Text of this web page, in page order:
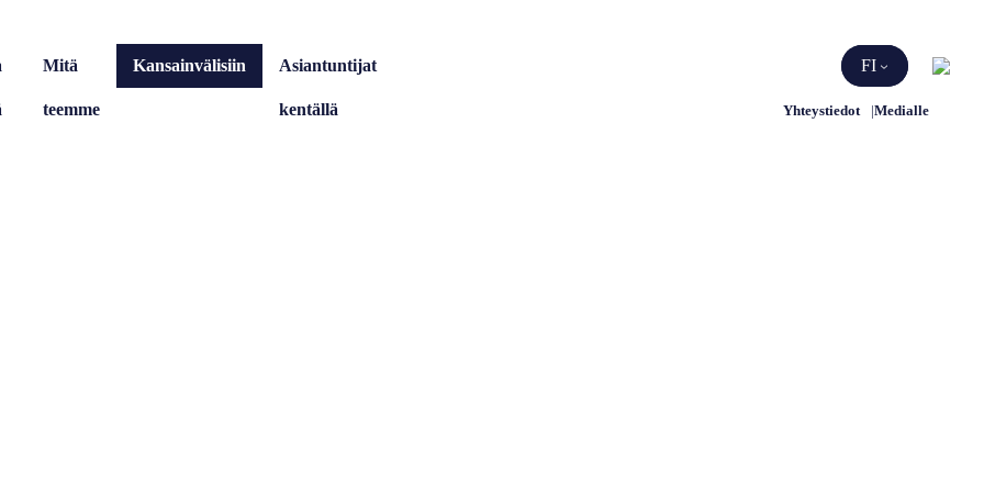
Mitä
teemme
Kansainvälisiin Asiantuntijat
kentällä Yhteystiedot Medialle
FI